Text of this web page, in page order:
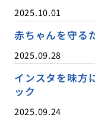
2025.10.01
赤ちゃんを守る
2025.09.28
インスタを味方
ック
2025.09.24